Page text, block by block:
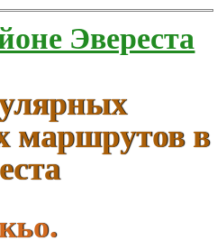
Эвереста
маршрутов в